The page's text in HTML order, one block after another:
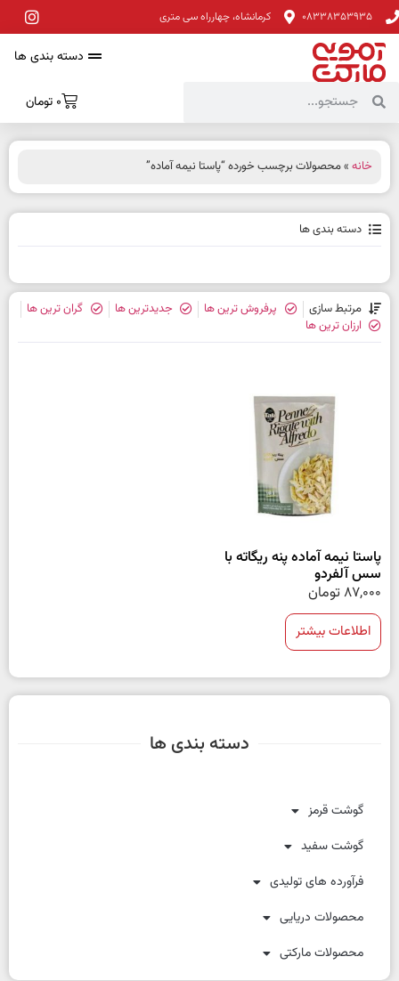
08338353935 کرمانشاه، چهارراه سی متری
دسته بندی ها
0 تومان
دسته بندی ها
گوشت قرمز
گوشت سفید
فرآورده های تولیدی
محصولات دریایی
محصولات مارکتی
خانه » محصولات برچسب خورده “پاستا نیمه آماده”
دسته بندی ها
مرتبط سازی پرفروش ترین ها جدیدترین ها
گران ترین ها
ارزان ترین ها
پاستا نیمه آماده پنه ریگاته با
سس آلفردو
87,000تومان
اطلاعات بیشتر